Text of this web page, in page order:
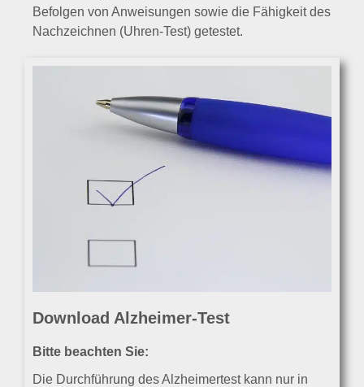
Befolgen von Anweisungen sowie die Fähigkeit des
Nachzeichnen (Uhren-Test) getestet.
Download Alzheimer-Test
Bitte beachten Sie:
Die Durchführung des Alzheimertest kann nur in